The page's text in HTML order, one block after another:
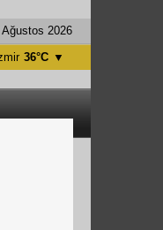
Ağustos 2026
36°C ▼
belirtti